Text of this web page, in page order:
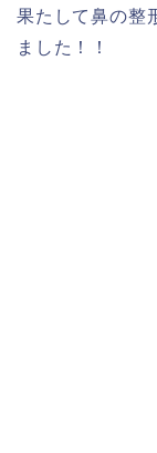
果たして鼻の整
ました！！